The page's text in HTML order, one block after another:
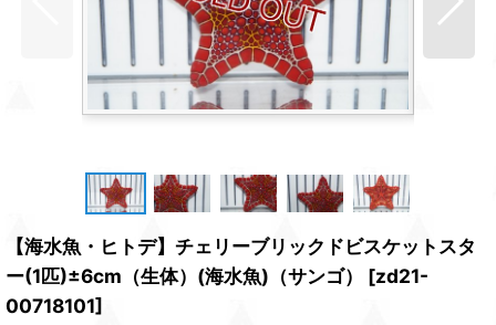
【海水魚・ヒトデ】チェリーブリックドビスケットスタ
ー(1匹)±6cm（生体）(海水魚)（サンゴ）
[zd21-
00718101]